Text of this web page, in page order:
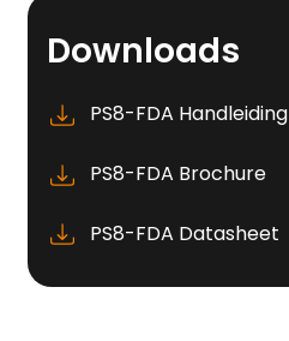
Downloads
PS8-FDA Handleiding
PS8-FDA Brochure
PS8-FDA Datasheet